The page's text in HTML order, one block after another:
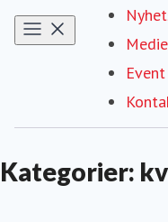
Event
Kategorier: